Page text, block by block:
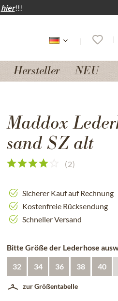
hier!!!
Hersteller NEU
Maddox
sand SZ alt
(2)
Sicherer Kauf auf Rechnung
Kostenfreie Rücksendung
Schneller Versand
Bitte Größe der Lederhose
32 34 36 38 40
zur Größentabelle